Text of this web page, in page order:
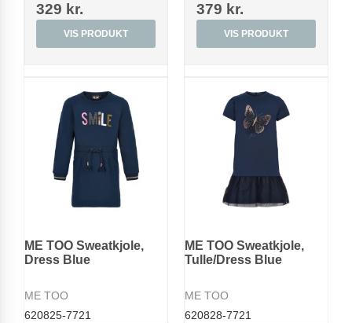
329 kr.
VIS PRODUKT
379 kr.
VIS PRODUKT
ME TOO Sweatkjole,
Dress Blue
ME TOO
620825-7721
ME TOO Sweatkjole,
Tulle/Dress Blue
ME TOO
620828-7721